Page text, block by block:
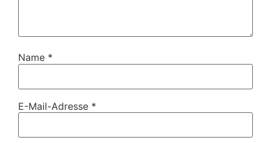
Name *
E-Mail-Adresse *